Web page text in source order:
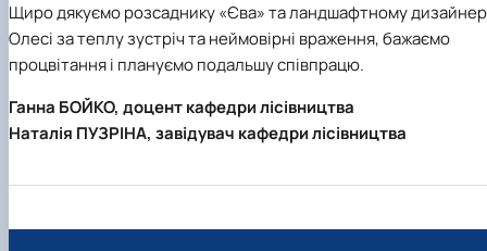
Щиро дякуємо розсаднику «Єва» та ландшафтному
Олесі за теплу зустріч та неймовірні враження, бажаємо
процвітання і плануємо подальшу співпрацю.
Ганна БОЙКО, доцент кафедри лісівництва
Наталія ПУЗРІНА, завідувач кафедри лісівництва